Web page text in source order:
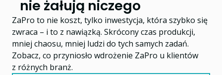
nie żałują niczego
ZaPro to nie koszt, tylko inwestycja, która szybko się
zwraca – i to z nawiązką. Skrócony czas produkcji,
mniej chaosu, mniej ludzi do tych samych zadań.
Zobacz, co przyniosło wdrożenie ZaPro u klientów
z różnych branż.